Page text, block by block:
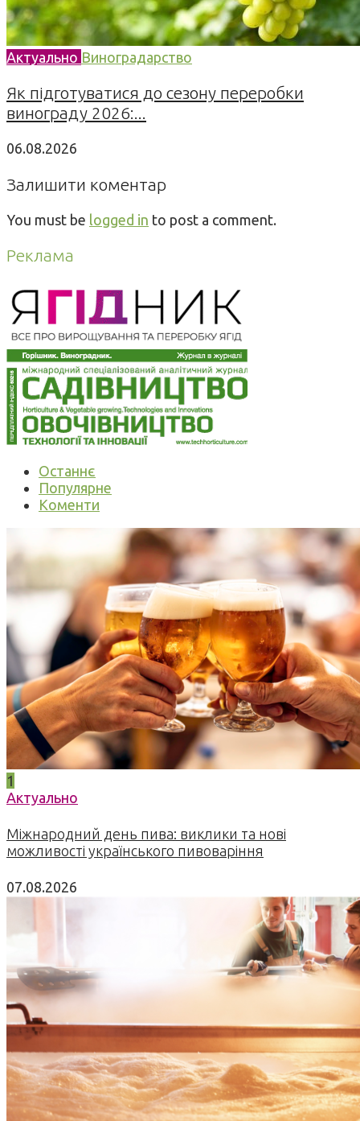
Актуально Виноградарство
Як підготуватися до сезону переробки
винограду 2026:...
06.08.2026
Залишити коментар
You must be logged in to post a comment.
Реклама
Останнє
Популярне
Коменти
1
Актуально
Міжнародний день пива: виклики та нові
можливості українського пивоваріння
07.08.2026